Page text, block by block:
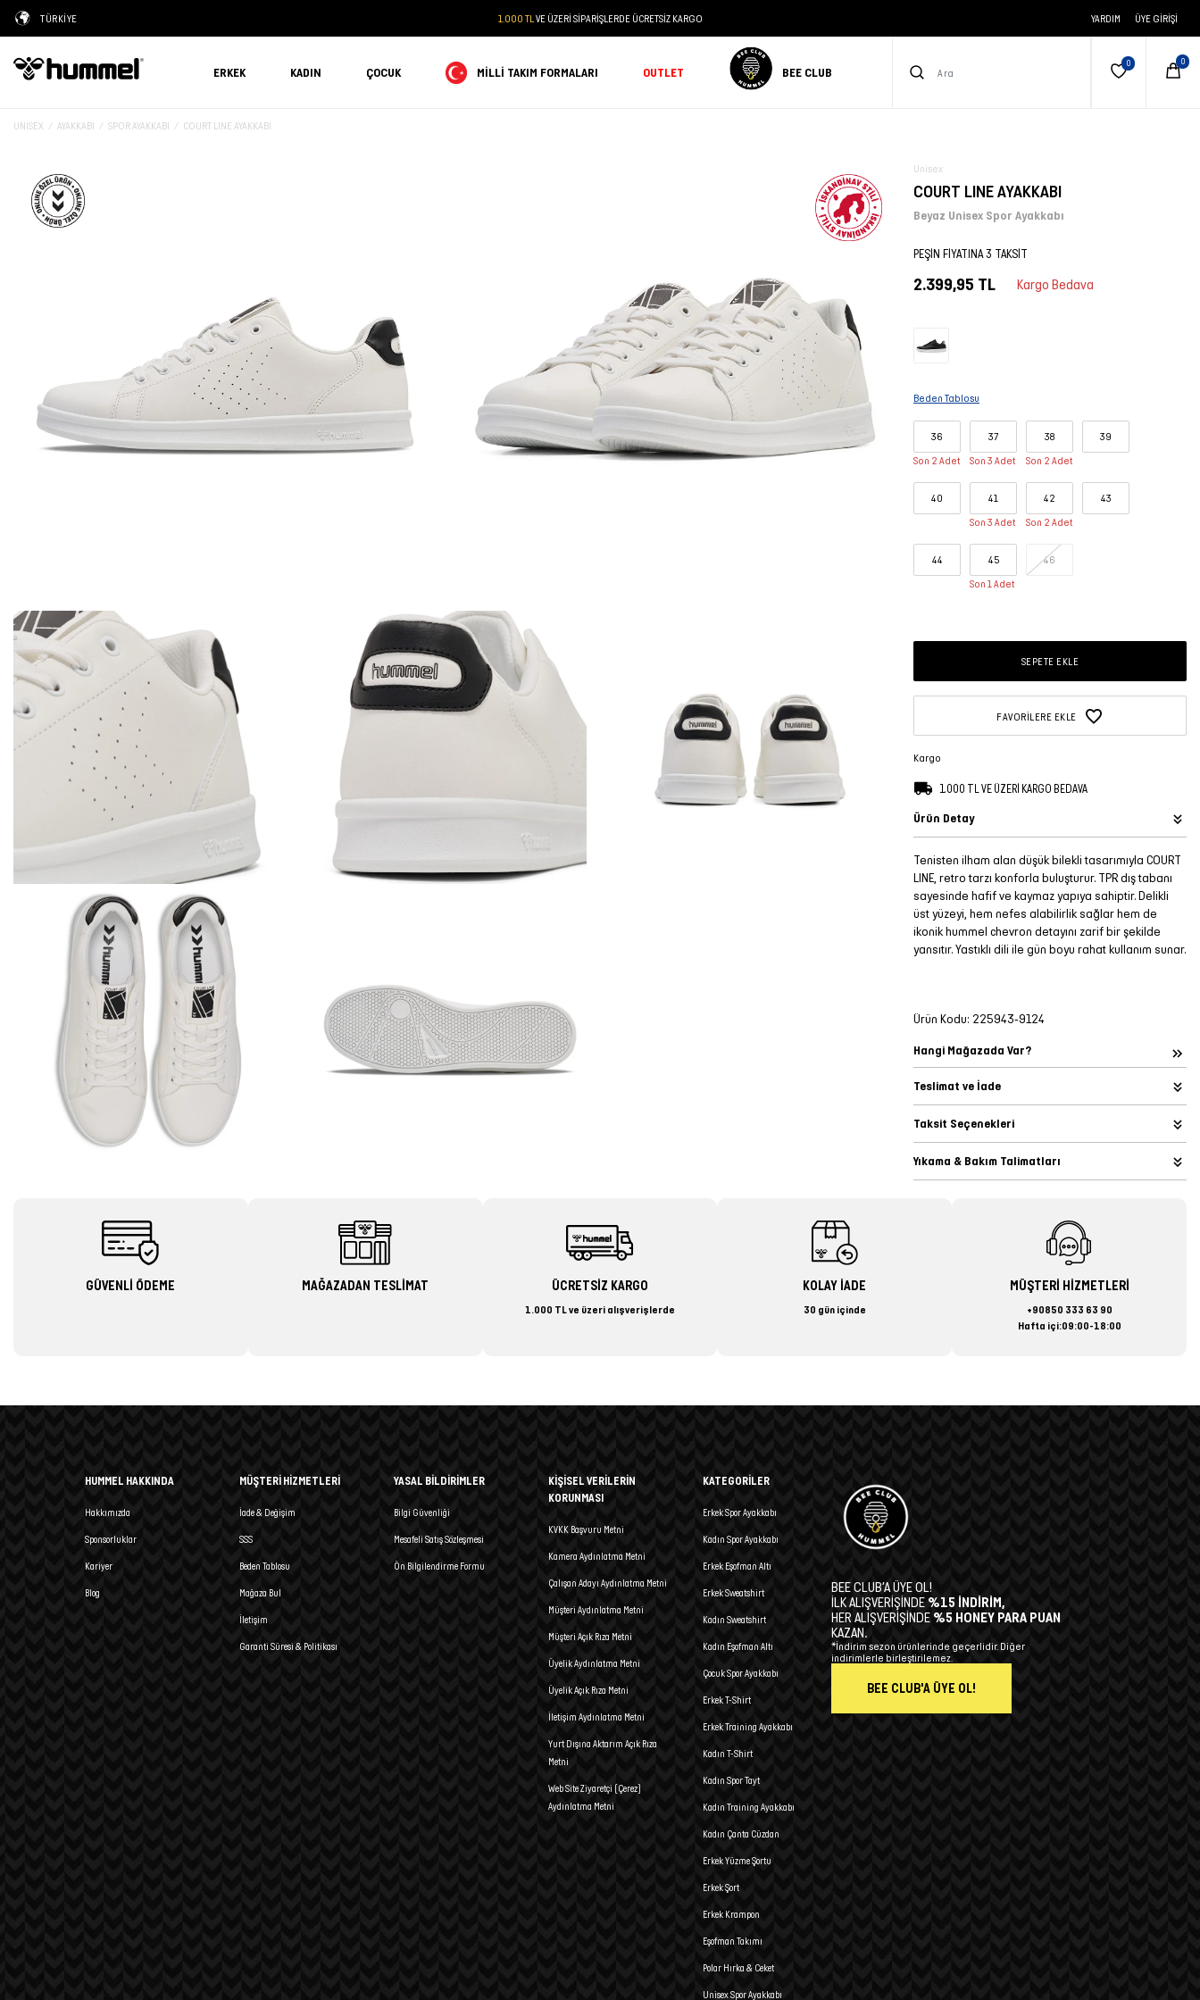
TÜRKİYE 1.000 TL VE ÜZERİ SİPARİŞLERDE ÜCRETSİZ KARGO YARDIM ÜYE GIRIŞI
ERKEK KADIN ÇOCUK MILLI TAKIM FORMALARI OUTLET BEE CLUB
UNISEX AYAKKABI SPOR AYAKKABI COURT LINE AYAKKABI
Unisex
COURT LINE AYAKKABI
Beyaz Unisex Spor Ayakkabı
PEŞİN FİYATINA 3 TAKSİT
2.399,95 TL Kargo Bedava
Beden Tablosu
36
Son 2 Adet
37
Son 3 Adet
38
Son 2 Adet
39
40 41
Son 3 Adet
42
Son 2 Adet
43
44 45
Son 1 Adet
46
SEPETE EKLE
FAVORILERE EKLE
Kargo
1.000 TL VE ÜZERİ KARGO BEDAVA
Ürün Detay
Tenisten ilham alan düşük bilekli tasarımıyla COURT
LINE, retro tarzı konforla buluşturur. TPR dış tabanı
sayesinde hafif ve kaymaz yapıya sahiptir. Delikli
üst yüzeyi, hem nefes alabilirlik sağlar hem de
ikonik hummel chevron detayını zarif bir şekilde
yansıtır. Yastıklı dili ile gün boyu rahat kullanım sunar.
Ürün Kodu: 225943-9124
Hangi Mağazada Var?
Teslimat ve İade
Taksit Seçenekleri
Yıkama & Bakım Talimatları
GÜVENLİ ÖDEME MAĞAZADAN TESLİMAT ÜCRETSİZ KARGO
1.000 TL ve üzeri alışverişlerde
KOLAY İADE
30 gün içinde
MÜŞTERİ HİZMETLERİ
+90850 333 63 90
Hafta içi:09:00-18:00
HUMMEL HAKKINDA
Hakkımızda
Sponsorluklar
Kariyer
Blog
MÜŞTERİ HİZMETLERİ
İade & Değişim
SSS
Beden Tablosu
Mağaza Bul
İletişim
Garanti Süresi & Politikası
YASAL BİLDİRİMLER
Bilgi Güvenliği
Mesafeli Satış Sözleşmesi
Ön Bilgilendirme Formu
KİŞİSEL VERİLERİN
KORUNMASI
KVKK Başvuru Metni
Kamera Aydınlatma Metni
Çalışan Adayı Aydınlatma Metni
Müşteri Aydınlatma Metni
Müşteri Açık Rıza Metni
Üyelik Aydınlatma Metni
Üyelik Açık Rıza Metni
İletişim Aydınlatma Metni
Yurt Dışına Aktarım Açık Rıza
Metni
Web Site Ziyaretçi (Çerez)
Aydınlatma Metni
KATEGORİLER
Erkek Spor Ayakkabı
Kadın Spor Ayakkabı
Erkek Eşofman Altı
Erkek Sweatshirt
Kadın Sweatshirt
Kadın Eşofman Altı
Çocuk Spor Ayakkabı
Erkek T-Shirt
Erkek Training Ayakkabı
Kadın T-Shirt
Kadın Spor Tayt
Kadın Training Ayakkabı
Kadın Çanta Cüzdan
Erkek Yüzme Şortu
Erkek Şort
Erkek Krampon
Eşofman Takımı
Polar Hırka & Ceket
Unisex Spor Ayakkabı
BEE CLUB’A ÜYE OL!
İLK ALIŞVERİŞİNDE %15 İNDİRİM,
HER ALIŞVERİŞİNDE %5 HONEY PARA PUAN
KAZAN.
*İndirim sezon ürünlerinde geçerlidir. Diğer
indirimlerle birleştirilemez.
BEE CLUB'A ÜYE OL!